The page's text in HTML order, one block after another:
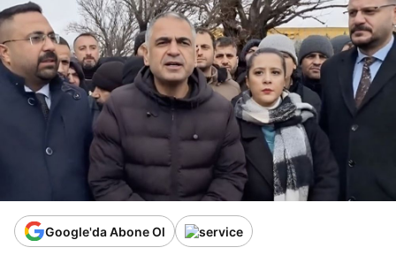
Google'da Abone Ol